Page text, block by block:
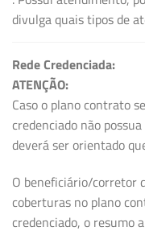
divulga quais tipos de
Rede Credenciada:
ATENÇÃO:
Caso o plano contrato
credenciado não
deverá ser orientado
O beneficiário/corretor
coberturas no plano
credenciado, o resumo